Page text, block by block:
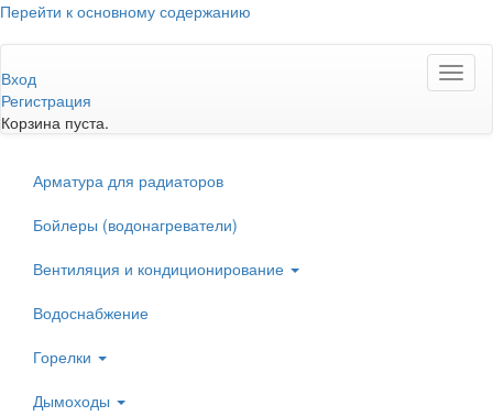
Перейти к основному содержанию
Вход
Регистрация
Корзина пуста.
Арматура для радиаторов
Бойлеры (водонагреватели)
Вентиляция и кондиционирование
Водоснабжение
Горелки
Дымоходы